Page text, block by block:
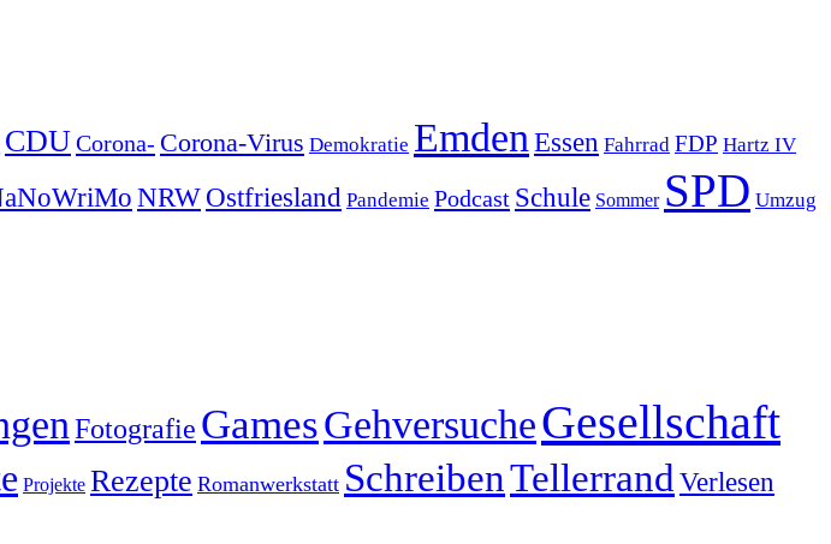
CDUCorona- Corona-Virus Demokratie Emden Essen Fahrrad FDP Hartz IV
NRWOstfriesland Pandemie Podcast Schule Sommer SPD Umzug
Fotografie GamesGehversucheGesellschaft
Projekte Rezepte Romanwerkstatt SchreibenTellerrand Verlesen